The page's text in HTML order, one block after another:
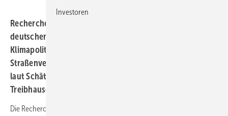
Recherchen deuten darauf hin, dass sich BMW im
deutschen Automobilsektor als führender Gegner der
Klimapolitik in Deutschland und Europa abzeichnet. Der
Straßenverkehr verursachte hierzulande im Jahr 2020
laut Schätzungen 19 Prozent der
Treibhausgasemissionen.
Die Recherchen des britischen Thinktanks Influencemap heben auch
Investoren